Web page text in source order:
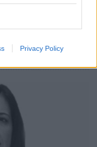
Privacy Policy
στο συνέδριο